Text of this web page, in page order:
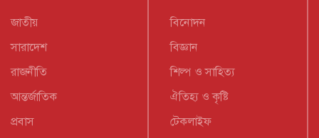
জাতীয়
সারাদেশ
রাজনীতি
আন্তর্জাতিক
প্রবাস
বিনোদন
বিজ্ঞান
শিল্প ও সাহিত্য
ঐতিহ্য ও কৃষ্টি
টেকলাইফ